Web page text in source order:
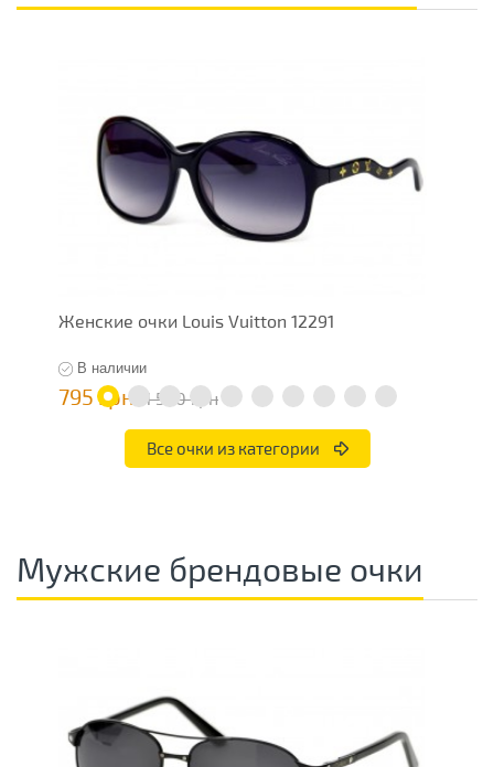
Женские очки Louis Vuitton 12291
В наличии
795 грн 1 590 грн
Все очки из категории
Мужские брендовые очки